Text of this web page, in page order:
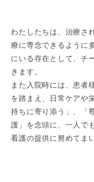
わたしたちは、治療さ
療に専念できるように
にいる存在として、チ
きます。
また入院時には、患者
を踏まえ、日常ケアや
持ちに寄り添う」、「
護」を念頭に、一人で
看護の提供に努めてま